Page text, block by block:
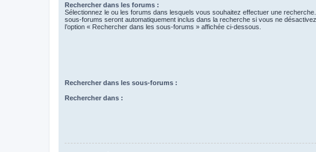
Rechercher dans les forums :
Sélectionnez le ou les forums dans lesquels vous souhaitez effectuer une
sous-forums seront automatiquement inclus dans la recherche si vous ne
l’option « Rechercher dans les sous-forums » affichée ci-dessous.
Rechercher dans les sous-forums :
Rechercher dans :